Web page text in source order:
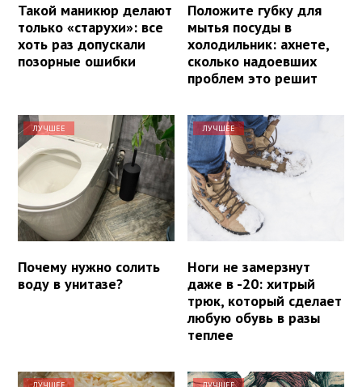
Такой маникюр делают
только «старухи»: все
хоть раз допускали
позорные ошибки
Положите губку для
мытья посуды в
холодильник: ахнете,
сколько надоевших
проблем это решит
ЛУЧШЕЕ
Почему нужно солить
воду в унитазе?
ЛУЧШЕЕ
Ноги не замерзнут
даже в -20: хитрый
трюк, который сделает
любую обувь в разы
теплее
ЛУЧШЕЕ ЛУЧШЕЕ